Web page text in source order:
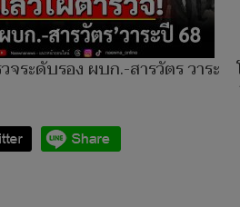
จระดับรอง ผบก.-สารวัตร วาระ